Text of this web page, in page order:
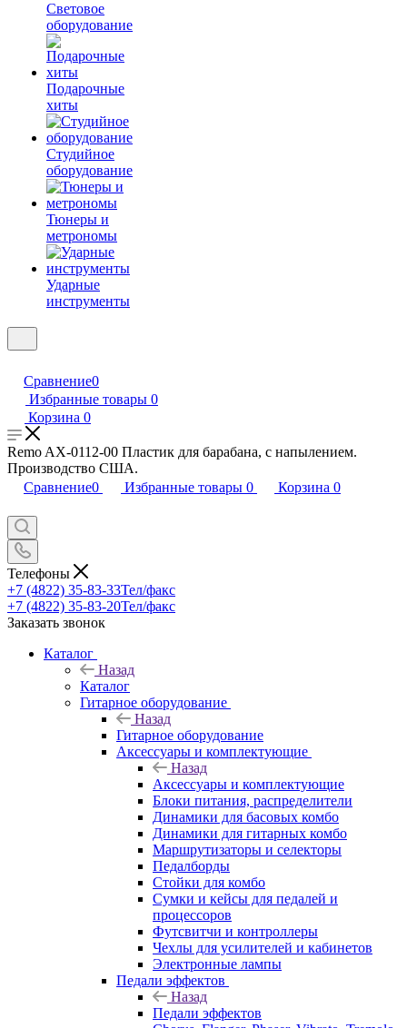
Световое
оборудование
Подарочные
хиты
Студийное
оборудование
Тюнеры и
метрономы
Ударные
инструменты
Сравнение0
Избранные товары 0
Корзина 0
Remo AX-0112-00 Пластик для барабана, с напылением.
Производство США.
Сравнение0 Избранные товары 0 Корзина 0
Телефоны
+7 (4822) 35-83-33Тел/факс
+7 (4822) 35-83-20Тел/факс
Заказать звонок
Каталог
Назад
Каталог
Гитарное оборудование
Назад
Гитарное оборудование
Аксессуары и комплектующие
Назад
Аксессуары и комплектующие
Блоки питания, распределители
Динамики для басовых комбо
Динамики для гитарных комбо
Маршрутизаторы и селекторы
Педалборды
Стойки для комбо
Сумки и кейсы для педалей и
процессоров
Футсвитчи и контроллеры
Чехлы для усилителей и кабинетов
Электронные лампы
Педали эффектов
Назад
Педали эффектов